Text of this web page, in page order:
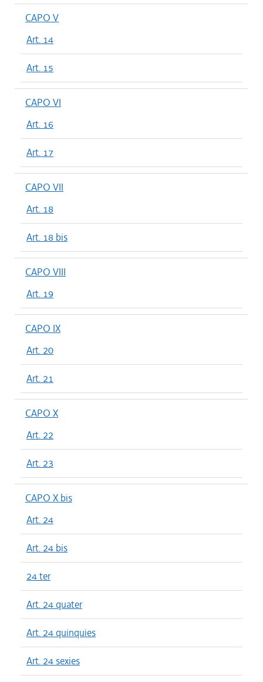
CAPO V
Art. 14
Art. 15
CAPO VI
Art. 16
Art. 17
CAPO VII
Art. 18
Art. 18 bis
CAPO VIII
Art. 19
CAPO IX
Art. 20
Art. 21
CAPO X
Art. 22
Art. 23
CAPO X bis
Art. 24
Art. 24 bis
24 ter
Art. 24 quater
Art. 24 quinquies
Art. 24 sexies